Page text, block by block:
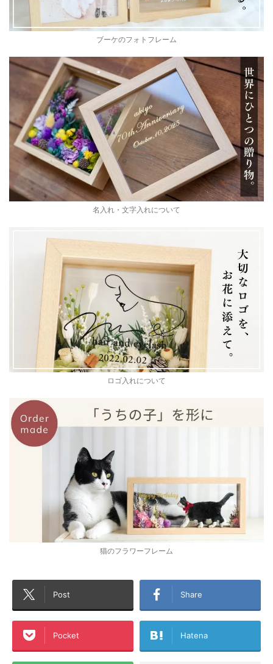
ブーケのフォトフレーム
名入れ・文字入れについて
ロゴ入れについて
猫のフラワーフレーム
Post Share
Pocket Hatena